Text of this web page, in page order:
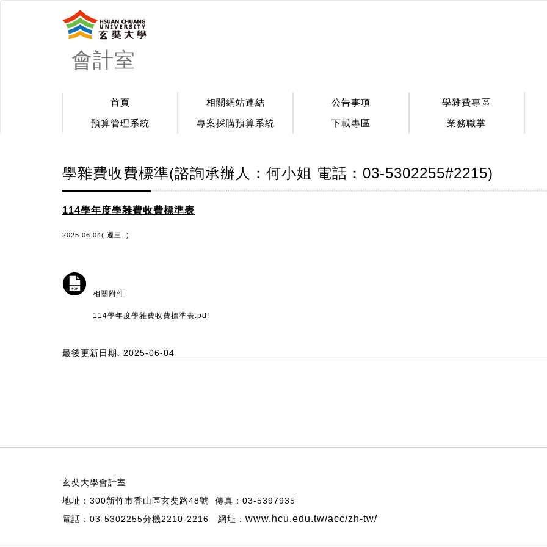
會計室
首頁 相關網站連結 公告事項
學雜費專區
預算管理系統
專案採購預算系統 下載專區 業務職掌
學雜費收費標準(諮詢承辦人：何小姐 電話：03-5302255#2215)
114學年度學雜費收費標準表
2025.06.04( 週三. )
相關附件
114學年度學雜費收費標準表.pdf
最後更新日期: 2025-06-04
玄奘大學會計室
地址：300新竹市香山區玄奘路48號 傳真：03-5397935
電話：03-5302255分機2210-2216 網址： www.hcu.edu.tw/acc/zh-tw/